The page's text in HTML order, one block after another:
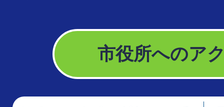
市役所へのア